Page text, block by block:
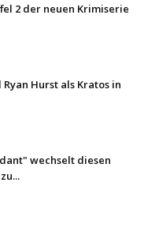
2 der neuen Krimiserie
Hurst als Kratos in
wechselt diesen